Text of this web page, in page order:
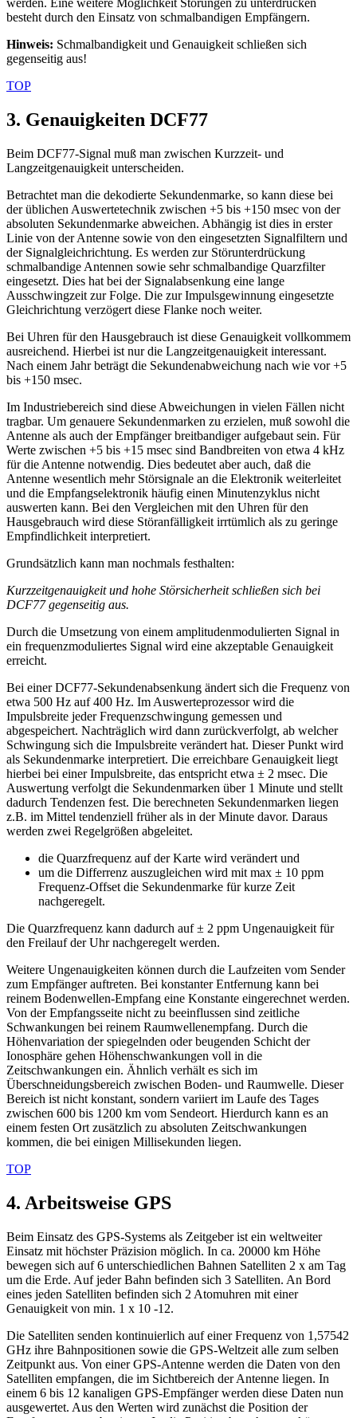
werden. Eine weitere Möglichkeit Störungen zu unterdrücken
besteht durch den Einsatz von schmalbandigen Empfängern.
Hinweis: Schmalbandigkeit und Genauigkeit schließen sich
gegenseitig aus!
TOP
3. Genauigkeiten DCF77
Beim DCF77-Signal muß man zwischen Kurzzeit- und
Langzeitgenauigkeit unterscheiden.
Betrachtet man die dekodierte Sekundenmarke, so kann diese bei
der üblichen Auswertetechnik zwischen +5 bis +150 msec von der
absoluten Sekundenmarke abweichen. Abhängig ist dies in erster
Linie von der Antenne sowie von den eingesetzten Signalfiltern und
der Signalgleichrichtung. Es werden zur Störunterdrückung
schmalbandige Antennen sowie sehr schmalbandige Quarzfilter
eingesetzt. Dies hat bei der Signalabsenkung eine lange
Ausschwingzeit zur Folge. Die zur Impulsgewinnung eingesetzte
Gleichrichtung verzögert diese Flanke noch weiter.
Bei Uhren für den Hausgebrauch ist diese Genauigkeit vollkommem
ausreichend. Hierbei ist nur die Langzeitgenauigkeit interessant.
Nach einem Jahr beträgt die Sekundenabweichung nach wie vor +5
bis +150 msec.
Im Industriebereich sind diese Abweichungen in vielen Fällen nicht
tragbar. Um genauere Sekundenmarken zu erzielen, muß sowohl die
Antenne als auch der Empfänger breitbandiger aufgebaut sein. Für
Werte zwischen +5 bis +15 msec sind Bandbreiten von etwa 4 kHz
für die Antenne notwendig. Dies bedeutet aber auch, daß die
Antenne wesentlich mehr Störsignale an die Elektronik weiterleitet
und die Empfangselektronik häufig einen Minutenzyklus nicht
auswerten kann. Bei den Vergleichen mit den Uhren für den
Hausgebrauch wird diese Störanfälligkeit irrtümlich als zu geringe
Empfindlichkeit interpretiert.
Grundsätzlich kann man nochmals festhalten:
Kurzzeitgenauigkeit und hohe Störsicherheit schließen sich bei
DCF77 gegenseitig aus.
Durch die Umsetzung von einem amplitudenmodulierten Signal in
ein frequenzmoduliertes Signal wird eine akzeptable Genauigkeit
erreicht.
Bei einer DCF77-Sekundenabsenkung ändert sich die Frequenz von
etwa 500 Hz auf 400 Hz. Im Auswerteprozessor wird die
Impulsbreite jeder Frequenzschwingung gemessen und
abgespeichert. Nachträglich wird dann zurückverfolgt, ab welcher
Schwingung sich die Impulsbreite verändert hat. Dieser Punkt wird
als Sekundenmarke interpretiert. Die erreichbare Genauigkeit liegt
hierbei bei einer Impulsbreite, das entspricht etwa ± 2 msec. Die
Auswertung verfolgt die Sekundenmarken über 1 Minute und stellt
dadurch Tendenzen fest. Die berechneten Sekundenmarken liegen
z.B. im Mittel tendenziell früher als in der Minute davor. Daraus
werden zwei Regelgrößen abgeleitet.
die Quarzfrequenz auf der Karte wird verändert und
um die Differrenz auszugleichen wird mit max ± 10 ppm
Frequenz-Offset die Sekundenmarke für kurze Zeit
nachgeregelt.
Die Quarzfrequenz kann dadurch auf ± 2 ppm Ungenauigkeit für
den Freilauf der Uhr nachgeregelt werden.
Weitere Ungenauigkeiten können durch die Laufzeiten vom Sender
zum Empfänger auftreten. Bei konstanter Entfernung kann bei
reinem Bodenwellen-Empfang eine Konstante eingerechnet werden.
Von der Empfangsseite nicht zu beeinflussen sind zeitliche
Schwankungen bei reinem Raumwellenempfang. Durch die
Höhenvariation der spiegelnden oder beugenden Schicht der
Ionosphäre gehen Höhenschwankungen voll in die
Zeitschwankungen ein. Ähnlich verhält es sich im
Überschneidungsbereich zwischen Boden- und Raumwelle. Dieser
Bereich ist nicht konstant, sondern variiert im Laufe des Tages
zwischen 600 bis 1200 km vom Sendeort. Hierdurch kann es an
einem festen Ort zusätzlich zu absoluten Zeitschwankungen
kommen, die bei einigen Millisekunden liegen.
TOP
4. Arbeitsweise GPS
Beim Einsatz des GPS-Systems als Zeitgeber ist ein weltweiter
Einsatz mit höchster Präzision möglich. In ca. 20000 km Höhe
bewegen sich auf 6 unterschiedlichen Bahnen Satelliten 2 x am Tag
um die Erde. Auf jeder Bahn befinden sich 3 Satelliten. An Bord
eines jeden Satelliten befinden sich 2 Atomuhren mit einer
Genauigkeit von min. 1 x 10 -12.
Die Satelliten senden kontinuierlich auf einer Frequenz von 1,57542
GHz ihre Bahnpositionen sowie die GPS-Weltzeit alle zum selben
Zeitpunkt aus. Von einer GPS-Antenne werden die Daten von den
Satelliten empfangen, die im Sichtbereich der Antenne liegen. In
einem 6 bis 12 kanaligen GPS-Empfänger werden diese Daten nun
ausgewertet. Aus den Werten wird zunächst die Position der